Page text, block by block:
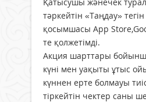
тәркейтін «Таңдау»
қосымшасы App
те қолжетімді.
Акция шарттары
күні мен уақыты ұтыс
күннен ерте болмауы
тіркейтін чектер саны